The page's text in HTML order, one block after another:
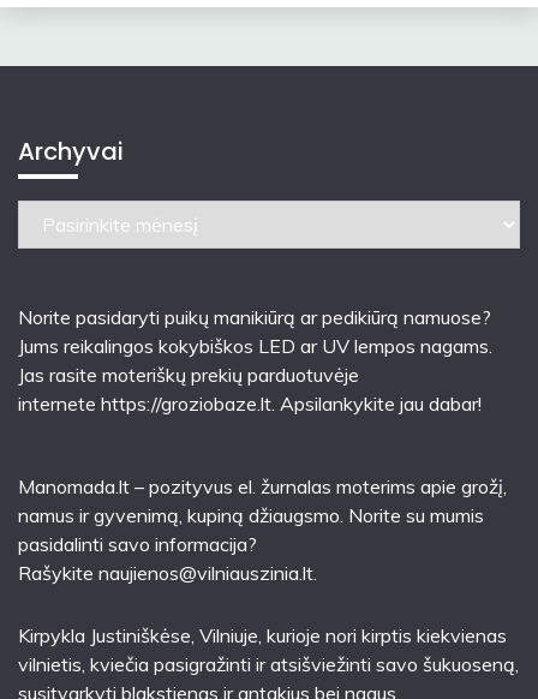
Archyvai
Archyvai
Norite pasidaryti puikų manikiūrą ar pedikiūrą namuose?
Jums reikalingos kokybiškos LED ar UV lempos nagams.
Jas rasite moteriškų prekių parduotuvėje
internete https://groziobaze.lt . Apsilankykite jau dabar!
Manomada.lt – pozityvus el. žurnalas moterims apie grožį,
namus ir gyvenimą, kupiną džiaugsmo. Norite su mumis
pasidalinti savo informacija?
Rašykite naujienos@vilniauszinia.lt
Kirpykla Justiniškėse, Vilniuje, kurioje nori kirptis kiekvienas
vilnietis, kviečia pasigražinti ir atsišviežinti savo šukuoseną,
susitvarkyti blakstienas ir antakius bei nagus.